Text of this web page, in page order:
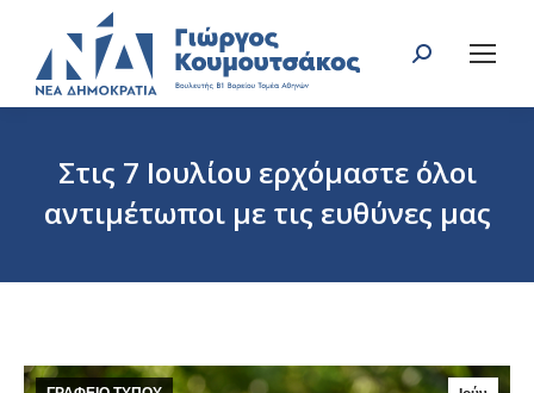
Search:
Στις 7 Ιουλίου ερχόμαστε όλοι
αντιμέτωποι με τις ευθύνες μας